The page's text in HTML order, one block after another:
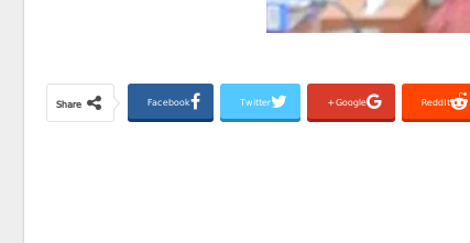
Share Facebook Twitter Google+ ReddIt